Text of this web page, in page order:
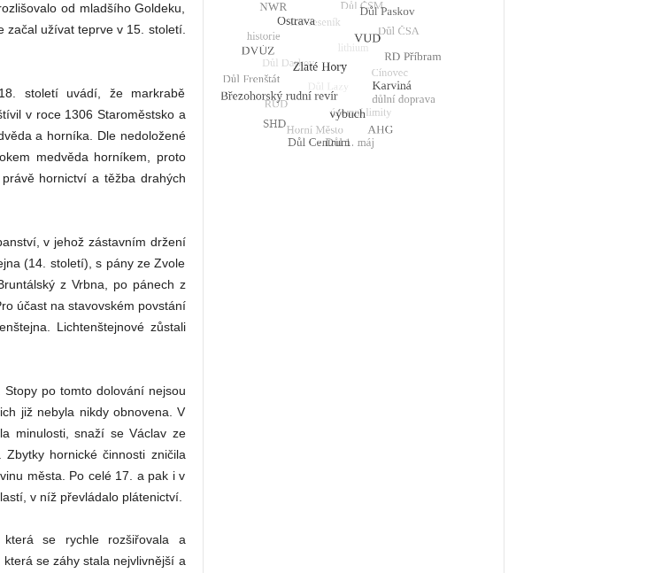
od mladšího Goldeku,
začal užívat teprve v 15. století.
století uvádí, že markrabě
v roce 1306 Staroměstsko a
a horníka. Dle nedoložené
medvěda horníkem, proto
hornictví a těžba drahých
v jehož zástavním držení
(14. století), s pány ze Zvole
z Vrbna, po pánech z
účast na stavovském povstání
Lichtenštejnové zůstali
po tomto dolování nejsou
již nebyla nikdy obnovena. V
minulosti, snaží se Václav ze
hornické činnosti zničila
města. Po celé 17. a pak i v
v níž převládalo plátenictví.
se rychle rozšiřovala a
se záhy stala nejvlivnější a